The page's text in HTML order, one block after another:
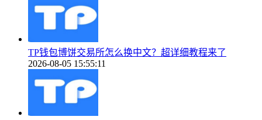
TP钱包博饼交易所怎么换中文？超详细教程来了
2026-08-05 15:55:11